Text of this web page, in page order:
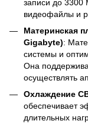
записи до 3300
видеофайлы и
Материнская
Gigabyte):
системы и
Она
осуществлять
Охлаждение
обеспечивает
длительных